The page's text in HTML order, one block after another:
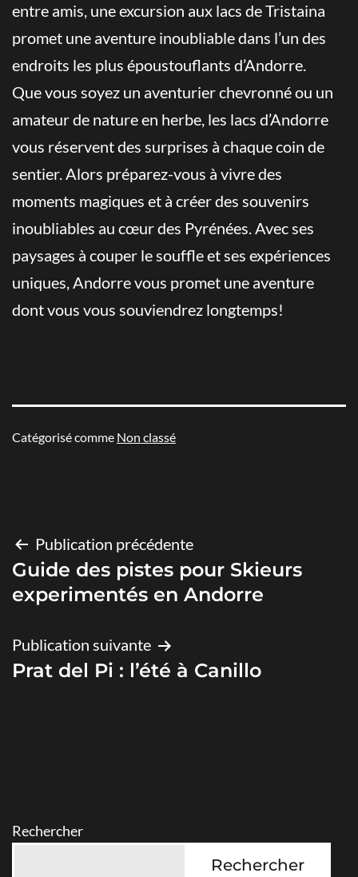
entre amis, une excursion aux lacs de Tristaina
promet une aventure inoubliable dans l’un des
endroits les plus époustouflants d’Andorre.
Que vous soyez un aventurier chevronné ou un
amateur de nature en herbe, les lacs d’Andorre
vous réservent des surprises à chaque coin de
sentier. Alors préparez-vous à vivre des
moments magiques et à créer des souvenirs
inoubliables au cœur des Pyrénées. Avec ses
paysages à couper le souffle et ses expériences
uniques, Andorre vous promet une aventure
dont vous vous souviendrez longtemps!
Catégorisé comme Non classé
Navigation
de
l’article
Publication précédente
Guide des pistes pour Skieurs
experimentés en Andorre
Publication suivante
Prat del Pi : l’été à Canillo
Rechercher
Rechercher